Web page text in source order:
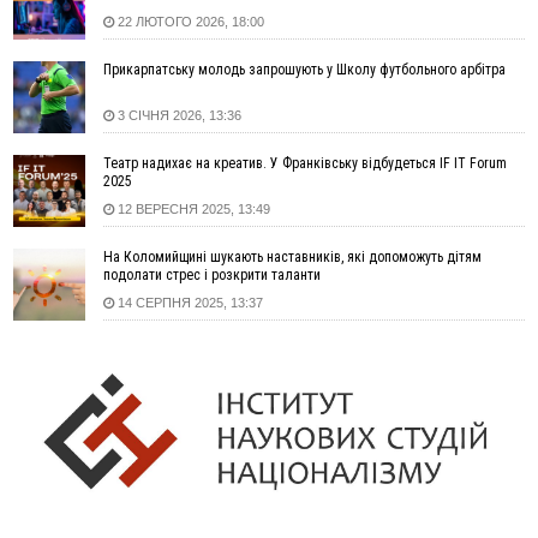
майже 64 тисячі гривень
13:13
У четвер на Прикарпатті очікується сильна спека до 39°
13:00
На Снятинщині спіймали чоловіка, який зливав з цистерни
у полі невідому речовину
12:29
У МОЗ змінили підхід до госпіталізації та оновили правила
роботи стаціонарів
12:07
На межі Прикарпаття і Тернопільщини невідомі засипали
русло Золотої Липи та облаштували переправу
рекорди
11:17
Росія вдарила по Харкову "Бандероллю": є постраждалі,
пошкоджено цивільне підприємство
На Каскаді замість веж планують зробити сквер з
дитмайданчиком
09:31
На Верховинщині під час пожежі будинку травмувалась
жінка
22 ЛЮТОГО 2026, 18:00
Прикарпатську молодь запрошують у Школу футбольного арбітра
3 СІЧНЯ 2026, 13:36
Театр надихає на креатив. У Франківську відбудеться IF IT Forum
2025
12 ВЕРЕСНЯ 2025, 13:49
На Коломийщині шукають наставників, які допоможуть дітям
подолати стрес і розкрити таланти
14 СЕРПНЯ 2025, 13:37